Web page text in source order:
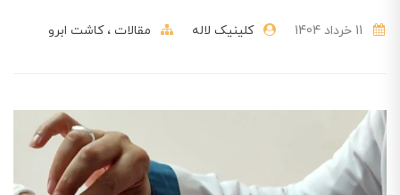
کلینیک لاله مقالات کاشت ابرو